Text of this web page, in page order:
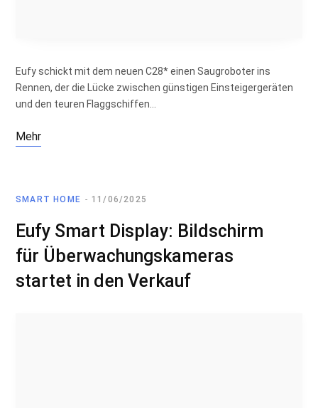
Eufy schickt mit dem neuen C28* einen Saugroboter ins
Rennen, der die Lücke zwischen günstigen Einsteigergeräten
und den teuren Flaggschiffen…
Mehr
SMART HOME 11/06/2025
Eufy Smart Display: Bildschirm
für Überwachungskameras
startet in den Verkauf